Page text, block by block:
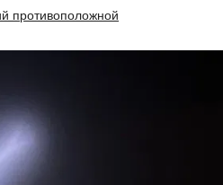
противоположной